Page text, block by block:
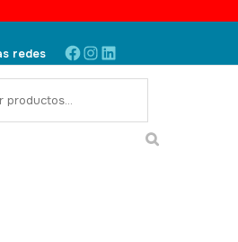
redes Facebook
Instagram
LinkedIn